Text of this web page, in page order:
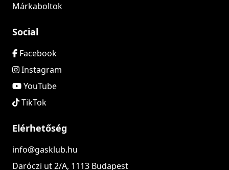
Márkaboltok
Social
Facebook
Instagram
YouTube
TikTok
Elérhetőség
info@gasklub.hu
Daróczi ut 2/A, 1113 Budapest